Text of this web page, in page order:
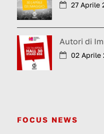
27 Aprile
Autori di
02 Aprile
FOCUS NEWS